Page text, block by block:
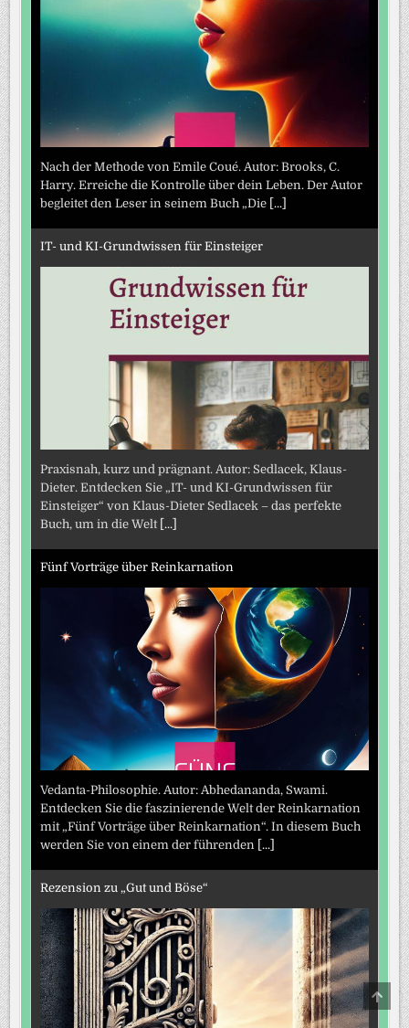
Nach der Methode von Emile Coué. Autor: Brooks, C.
Harry. Erreiche die Kontrolle über dein Leben. Der Autor
begleitet den Leser in seinem Buch „Die [...]
IT- und KI-Grundwissen für Einsteiger
Praxisnah, kurz und prägnant. Autor: Sedlacek, Klaus-
Dieter. Entdecken Sie „IT- und KI-Grundwissen für
Einsteiger“ von Klaus-Dieter Sedlacek – das perfekte
Buch, um in die Welt [...]
Fünf Vorträge über Reinkarnation
Vedanta-Philosophie. Autor: Abhedananda, Swami.
Entdecken Sie die faszinierende Welt der Reinkarnation
mit „Fünf Vorträge über Reinkarnation“. In diesem Buch
werden Sie von einem der führenden [...]
Rezension zu „Gut und Böse“
TO
TOP